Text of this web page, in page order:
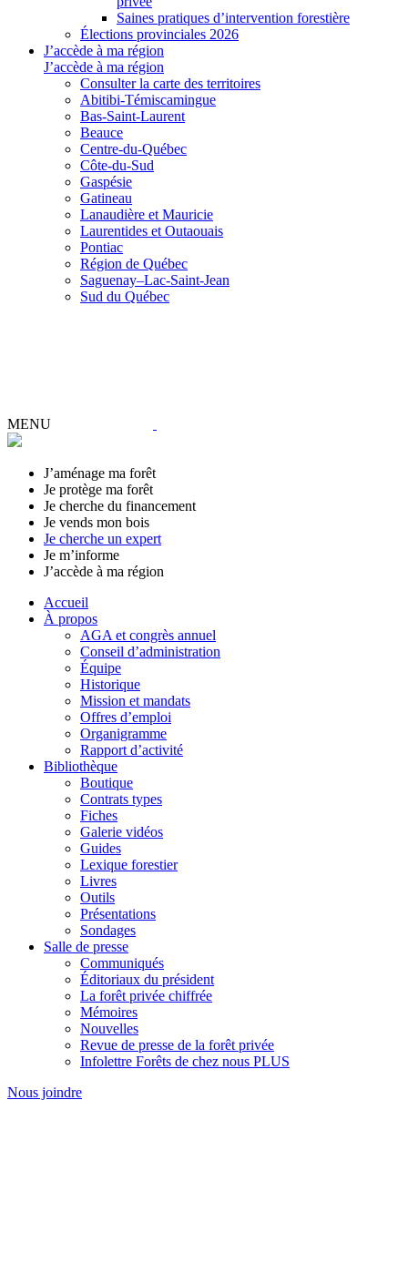
Saines pratiques d’intervention forestière
Élections provinciales 2026
J’accède à ma région
J’accède à ma région
Consulter la carte des territoires
Abitibi-Témiscamingue
Bas-Saint-Laurent
Beauce
Centre-du-Québec
Côte-du-Sud
Gaspésie
Gatineau
Lanaudière et Mauricie
Laurentides et Outaouais
Pontiac
Région de Québec
Saguenay–Lac-Saint-Jean
Sud du Québec
MENU
J’aménage ma forêt
Je protège ma forêt
Je cherche du financement
Je vends mon bois
Je cherche un expert
Je m’informe
J’accède à ma région
Accueil
À propos
AGA et congrès annuel
Conseil d’administration
Équipe
Historique
Mission et mandats
Offres d’emploi
Organigramme
Rapport d’activité
Bibliothèque
Boutique
Contrats types
Fiches
Galerie vidéos
Guides
Lexique forestier
Livres
Outils
Présentations
Sondages
Salle de presse
Communiqués
Éditoriaux du président
La forêt privée chiffrée
Mémoires
Nouvelles
Revue de presse de la forêt privée
Infolettre Forêts de chez nous PLUS
Nous joindre